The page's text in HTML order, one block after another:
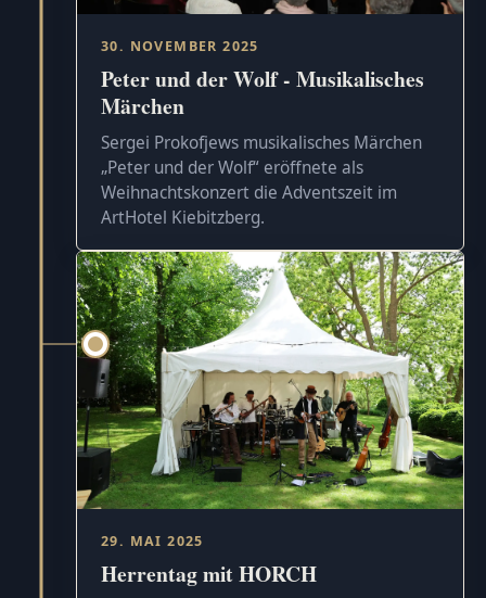
30. NOVEMBER 2025
Peter und der Wolf - Musikalisches
Märchen
Sergei Prokofjews musikalisches Märchen
„Peter und der Wolf“ eröffnete als
Weihnachtskonzert die Adventszeit im
ArtHotel Kiebitzberg.
29. MAI 2025
Herrentag mit HORCH